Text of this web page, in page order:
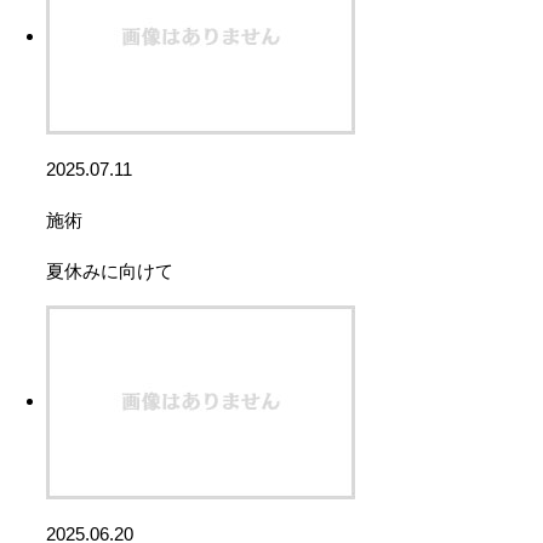
2025.07.11
施術
夏休みに向けて
2025.06.20